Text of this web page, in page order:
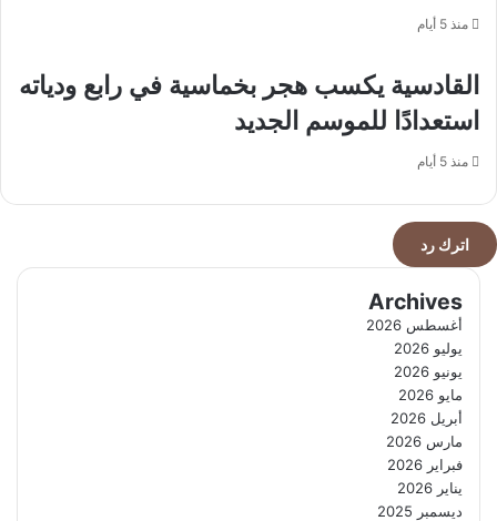
منذ 5 أيام
القادسية يكسب هجر بخماسية في رابع ودياته
استعدادًا للموسم الجديد
منذ 5 أيام
اترك رد
Archives
أغسطس 2026
يوليو 2026
يونيو 2026
مايو 2026
أبريل 2026
مارس 2026
فبراير 2026
يناير 2026
ديسمبر 2025